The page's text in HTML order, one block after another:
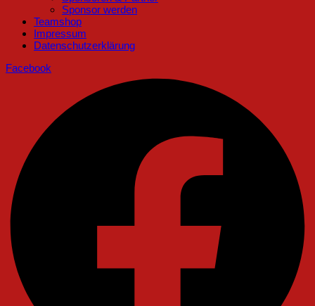
Sponsor werden
Teamshop
Impressum
Datenschutzerklärung
Facebook